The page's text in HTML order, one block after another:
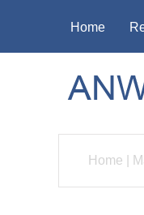
Home
Home